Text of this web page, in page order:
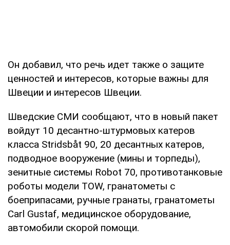
Он добавил, что речь идет также о защите
ценностей и интересов, которые важны для
Швеции и интересов Швеции.
Шведские СМИ сообщают, что в новый пакет
войдут 10 десантно-штурмовых катеров
класса Stridsbåt 90, 20 десантных катеров,
подводное вооружение (мины и торпеды),
зенитные системы Robot 70, противотанковые
роботы модели TOW, гранатометы с
боеприпасами, ручные гранаты, гранатометы
Carl Gustaf, медицинское оборудование,
автомобили скорой помощи.